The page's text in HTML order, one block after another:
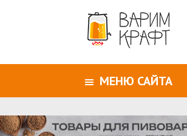
МЕНЮ САЙТА